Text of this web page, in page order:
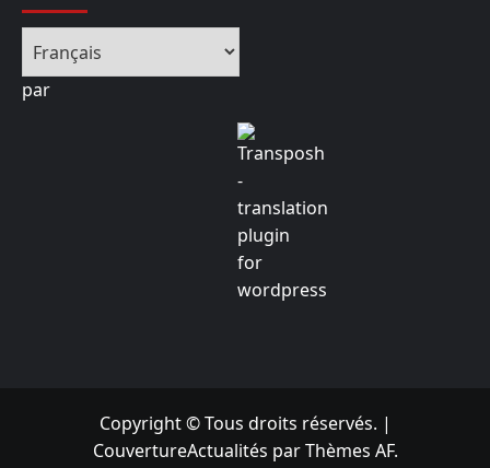
par
Copyright © Tous droits réservés. |
CouvertureActualités par Thèmes AF.